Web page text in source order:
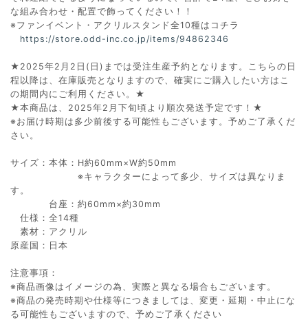
な組み合わせ・配置で飾ってください！！
※ファンイベント・アクリルスタンド全10種はコチラ
https://store.odd-inc.co.jp/items/94862346
★2025年2月2日(日)までは受注生産予約となります。こちらの日
程以降は、在庫販売となりますので、確実にご購入したい方はこ
の期間内にご利用ください。★
★本商品は、2025年2月下旬頃より順次発送予定です！★
※お届け時期は多少前後する可能性もございます。予めご了承くだ
さい。
サイズ：本体：H約60mm×W約50mm
※キャラクターによって多少、サイズは異なりま
す。
台座：約60mm×約30mm
仕様：全14種
素材：アクリル
原産国：日本
注意事項：
※商品画像はイメージの為、実際と異なる場合もございます。
※商品の発売時期や仕様等につきましては、変更・延期・中止にな
る可能性もございますので、予めご了承ください